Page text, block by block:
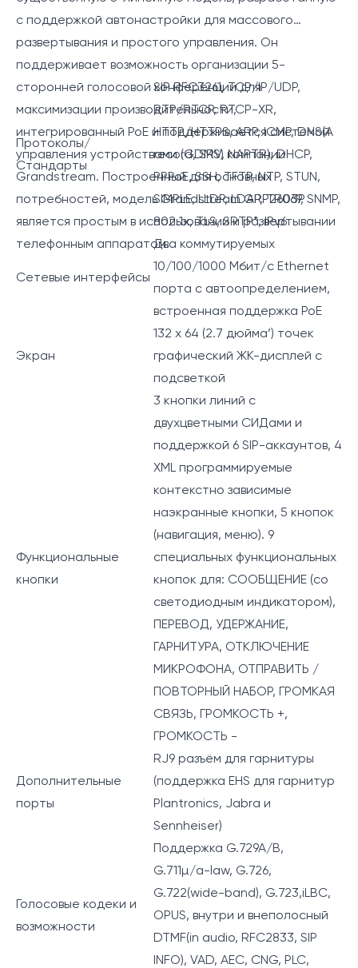
с поддержкой автонастройки для массового
развертывания и простого управления. Он
поддерживает возможность организации 5-
сторонней голосовой конференции для
максимизации производительности,
интегрированный PoE и поддерживается системой
управления устройствами (GDMS) компании
Grandstream. Построенный для основных
потребностей, модель Grandstream GRP2603P
является простым в использовании и развертывании
телефонным аппаратом.
Протоколы/
Стандарты
SIP RFC3261, TCP/IP/UDP,
RTP/RTCP, RTCP-XR,
HTTP/HTTPS, ARP, ICMP, DNS(A
record, SRV, NAPTR), DHCP,
PPPoE, SSH, TFTP, NTP, STUN,
SIMPLE, LLDP, LDAP, TR069, SNMP,
802.1x, TLS, SRTP*, IPv6
Сетевые интерфейсы
Два коммутируемых
10/100/1000 Мбит/с Ethernet
порта с автоопределением,
встроенная поддержка PoE
Экран
132 x 64 (2.7 дюйма’) точек
графический ЖК-дисплей с
подсветкой
Функциональные
кнопки
3 кнопки линий с
двухцветными СИДами и
поддержкой 6 SIP-аккаунтов, 4
XML программируемые
контекстно зависимые
наэкранные кнопки, 5 кнопок
(навигация, меню). 9
специальных функциональных
кнопок для: СООБЩЕНИЕ (со
светодиодным индикатором),
ПЕРЕВОД, УДЕРЖАНИЕ,
ГАРНИТУРА, ОТКЛЮЧЕНИЕ
МИКРОФОНА, ОТПРАВИТЬ /
ПОВТОРНЫЙ НАБОР, ГРОМКАЯ
СВЯЗЬ, ГРОМКОСТЬ +,
ГРОМКОСТЬ -
Дополнительные
порты
RJ9 разъём для гарнитуры
(поддержка EHS для гарнитур
Plantronics, Jabra и
Sennheiser)
Голосовые кодеки и
возможности
Поддержка G.729A/B,
G.711µ/a-law, G.726,
G.722(wide-band), G.723,iLBC,
OPUS, внутри и внеполосный
DTMF(in audio, RFC2833, SIP
INFO), VAD, AEC, CNG, PLC,